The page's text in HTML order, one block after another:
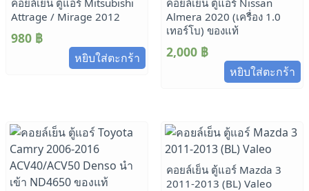
Attrage / Mirage 2012
980 ฿
หยิบใส่ตะกร้า
Almera 2020 (เครื่อง 1.0
เทอร์โบ) ของแท้
2,000 ฿
หยิบใส่ตะกร้า
คอยล์เย็น ตู้แอร์ Mazda 3
2011-2013 (BL) Valeo